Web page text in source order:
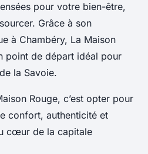
pour votre bien-être,
Grâce à son
à Chambéry, La Maison
point de départ idéal pour
la Savoie.
Rouge, c’est opter pour
confort, authenticité et
cœur de la capitale